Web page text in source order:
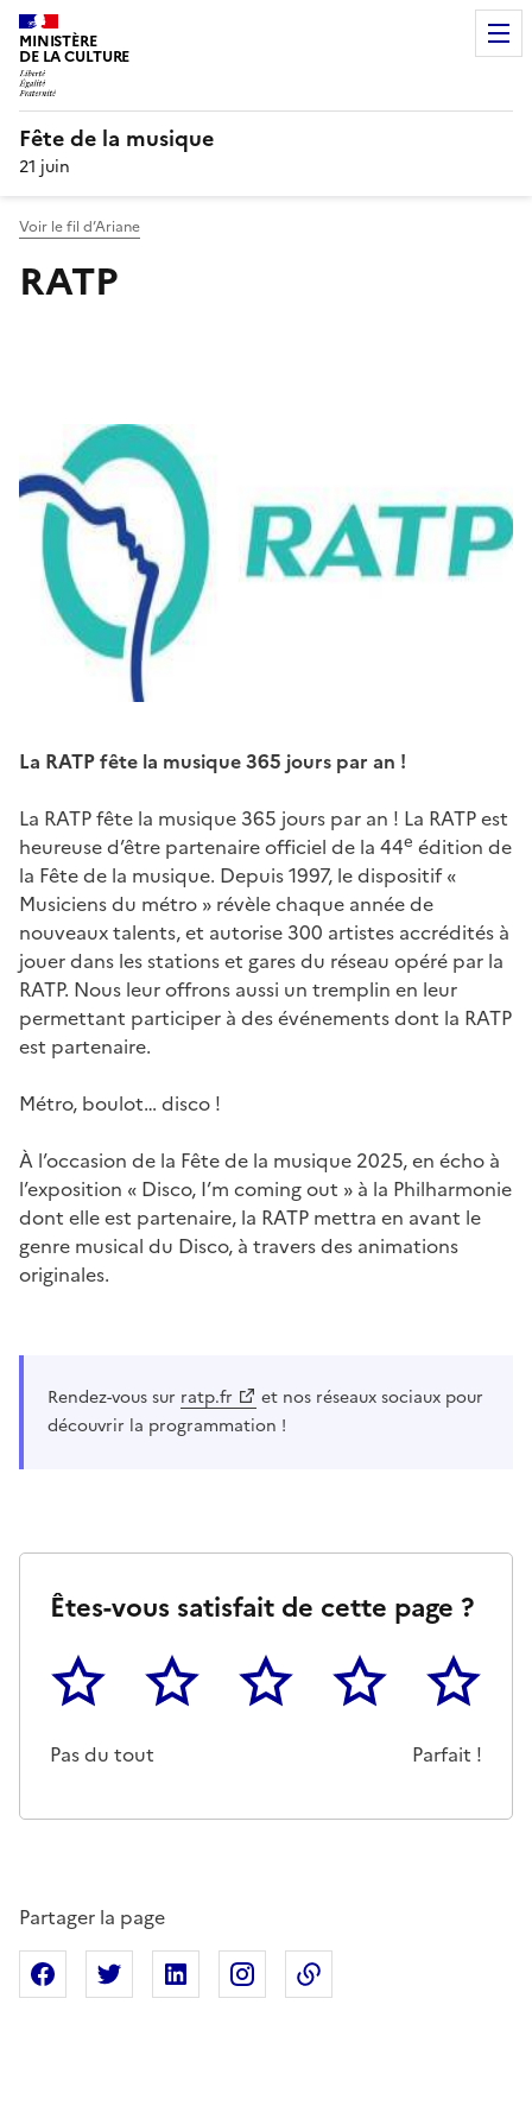
MINISTÈRE
DE LA CULTURE
Fête de la musique
21 juin
Voir le fil d’Ariane
RATP
La RATP fête la musique 365 jours par an !
La RATP fête la musique 365 jours par an ! La RATP est
heureuse d’être partenaire officiel de la 44e édition de
la Fête de la musique. Depuis 1997, le dispositif «
Musiciens du métro » révèle chaque année de
nouveaux talents, et autorise 300 artistes accrédités à
jouer dans les stations et gares du réseau opéré par la
RATP. Nous leur offrons aussi un tremplin en leur
permettant participer à des événements dont la RATP
est partenaire.
Métro, boulot… disco !
À l’occasion de la Fête de la musique 2025, en écho à
l’exposition « Disco, I’m coming out » à la Philharmonie
dont elle est partenaire, la RATP mettra en avant le
genre musical du Disco, à travers des animations
originales.
Rendez-vous sur ratp.fr
et nos réseaux sociaux pour
découvrir la programmation !
Êtes-vous satisfait de cette page ?
1
Pas du tout
2 3 4 5
Parfait !
Partager la page
Partager sur Facebook
Partager sur XPartager sur Linkedin
Partager sur Instagram